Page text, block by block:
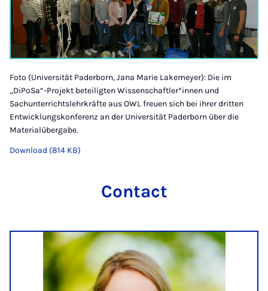
Foto (Universität Paderborn, Jana Marie Lakemeyer): Die im
„DiPoSa“-Projekt beteiligten Wissenschaftler*innen und
Sachunterrichtslehrkräfte aus OWL freuen sich bei ihrer dritten
Entwicklungskonferenz an der Universität Paderborn über die
Materialübergabe.
Download (814 KB)
Contact